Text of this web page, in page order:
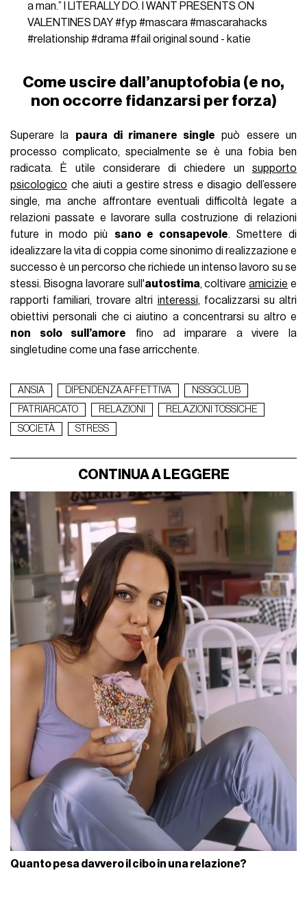
a man.” I LITERALLY DO. I WANT PRESENTS ON
VALENTINES DAY#fyp #mascara#mascarahacks
#relationship #drama#fail original sound - katie
Come uscire dall’anuptofobia (e no,
non occorre fidanzarsi per forza)
Superare la paura di rimanere single può essere un
processo complicato, specialmente se è una fobia ben
radicata. È utile considerare di chiedere un supporto
psicologico che aiuti a gestire stress e disagio dell’essere
single, ma anche affrontare eventuali difficoltà legate a
relazioni passate e lavorare sulla costruzione di relazioni
future in modo più sano e consapevole. Smettere di
idealizzare la vita di coppia come sinonimo di realizzazione e
successo è un percorso che richiede un intenso lavoro su se
stessi. Bisogna lavorare sull'autostima, coltivareamicizie e
rapporti familiari, trovare altri interessi, focalizzarsi su altri
obiettivi personali che ci aiutino a concentrarsi su altro e
non solo sull’amore fino ad imparare a vivere la
singletudine come una fase arricchente.
ANSIA DIPENDENZA AFFETTIVA
NSSGCLUB
PATRIARCATO
RELAZIONI
RELAZIONI TOSSICHE
SOCIETÀ
STRESS
CONTINUA A LEGGERE
Quanto pesa davvero il cibo in una relazione?